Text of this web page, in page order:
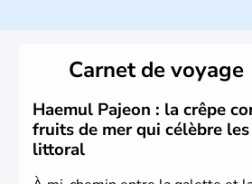
christianisme et le
principales religions. Ce pays
Corée du Nord. Les Jeux
1988, de même que la Coupe du
2002, en collaboration avec le Japon.
Carnet de voyage
Haemul Pajeon : la crêpe
fruits de mer qui célèbre
littoral